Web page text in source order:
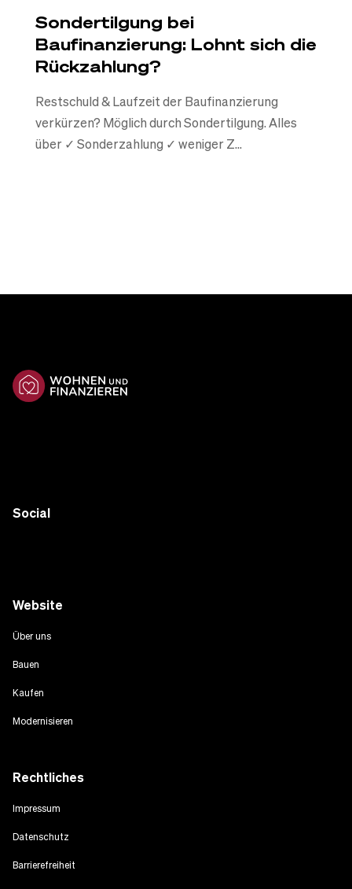
Sondertilgung bei
Baufinanzierung: Lohnt sich die
Rückzahlung?
Restschuld & Laufzeit der Baufinanzierung
verkürzen? Möglich durch Sondertilgung. Alles
über ✓ Sonderzahlung ✓ weniger Z...
Website
Über uns
Bauen
Kaufen
Modernisieren
Rechtliches
Impressum
Datenschutz
Barrierefreiheit
Social